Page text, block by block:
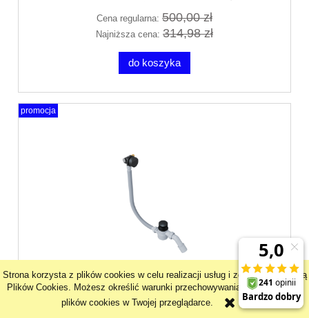
Strona korzysta z plików cookies w celu realizacji usług i zgodnie z Polityką
Plików Cookies. Możesz określić warunki przechowywania lub dostępu do
plików cookies w Twojej przeglądarce.
Cena regularna: 500,00 zł
Najniższa cena: 314,98 zł
do koszyka
Excellent HOVER przelew wannowy z
napełnianiem czarny mat 80 cm
promocja